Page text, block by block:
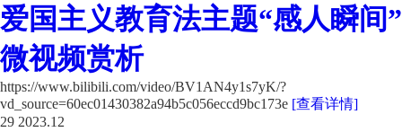
爱国主义教育法主题“感人瞬间”
微视频赏析
https://www.bilibili.com/video/BV1AN4y1s7yK/?
vd_source=60ec01430382a94b5c056eccd9bc173e [查看详情]
29 2023.12